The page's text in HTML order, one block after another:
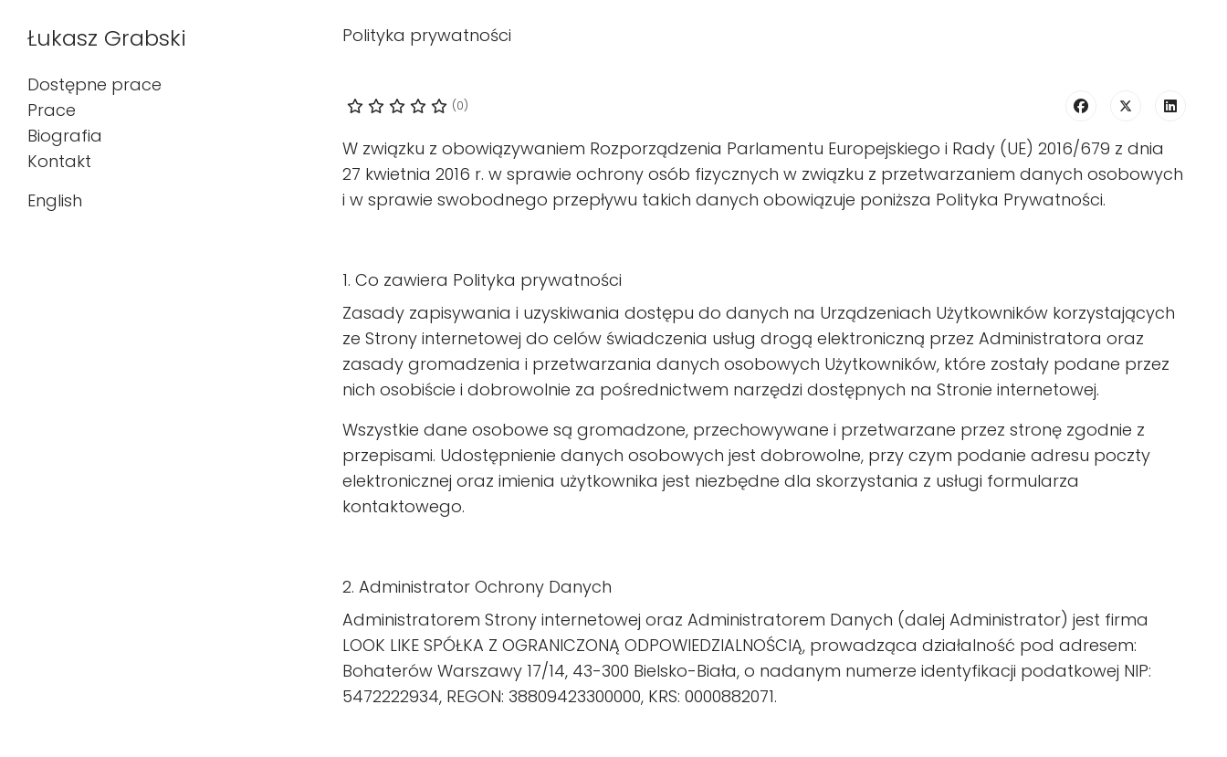
Łukasz Grabski
Dostępne prace
Prace
Biografia
Kontakt
Wybierz swój język
English
Polityka prywatności
(0)
W związku z obowiązywaniem Rozporządzenia Parlamentu Europejskiego i Rady (UE) 2016/679 z dnia
27 kwietnia 2016 r. w sprawie ochrony osób fizycznych w związku z przetwarzaniem danych osobowych
i w sprawie swobodnego przepływu takich danych obowiązuje poniższa Polityka Prywatności.
1. Co zawiera Polityka prywatności
Zasady zapisywania i uzyskiwania dostępu do danych na Urządzeniach Użytkowników korzystających
ze Strony internetowej do celów świadczenia usług drogą elektroniczną przez Administratora oraz
zasady gromadzenia i przetwarzania danych osobowych Użytkowników, które zostały podane przez
nich osobiście i dobrowolnie za pośrednictwem narzędzi dostępnych na Stronie internetowej.
Wszystkie dane osobowe są gromadzone, przechowywane i przetwarzane przez stronę zgodnie z
przepisami. Udostępnienie danych osobowych jest dobrowolne, przy czym podanie adresu poczty
elektronicznej oraz imienia użytkownika jest niezbędne dla skorzystania z usługi formularza
kontaktowego.
2. Administrator Ochrony Danych
Administratorem Strony internetowej oraz Administratorem Danych (dalej Administrator) jest firma
LOOK LIKE SPÓŁKA Z OGRANICZONĄ ODPOWIEDZIALNOŚCIĄ, prowadząca działalność pod adresem:
Bohaterów Warszawy 17/14, 43-300 Bielsko-Biała, o nadanym numerze identyfikacji podatkowej NIP:
5472222934, REGON: 38809423300000, KRS: 0000882071.